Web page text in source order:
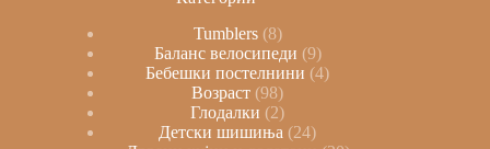
Tumblers 8
Баланс велосипеди 9
Бебешки постелнини 4
Возраст 98
Глодалки
2
Детски шишиња
24